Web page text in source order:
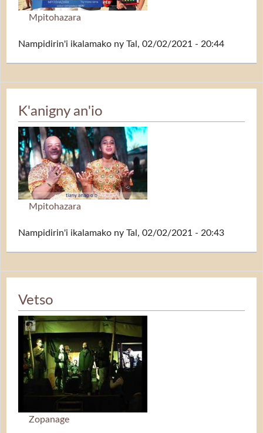
Mpitohazara
Nampidirin'i ikalamako ny Tal, 02/02/2021 - 20:44
K'anigny an'io
Mpitohazara
Nampidirin'i ikalamako ny Tal, 02/02/2021 - 20:43
Vetso
Zopanage